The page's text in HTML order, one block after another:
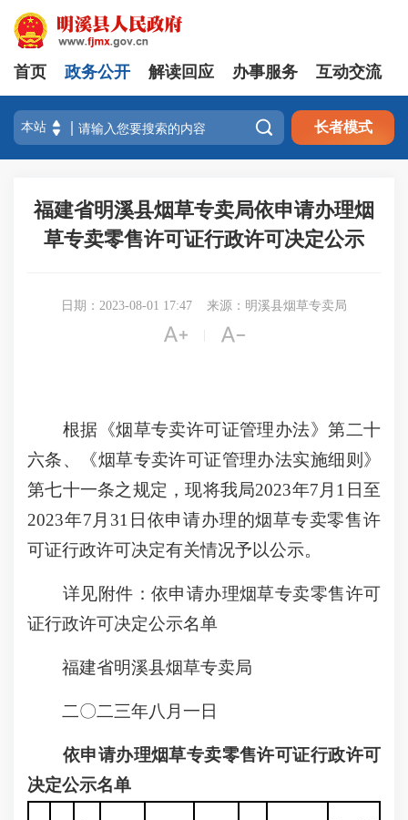
首页 政务公开 解读回应 办事服务 互动交流
 长者模式
福建省明溪县烟草专卖局依申请办理烟
草专卖零售许可证行政许可决定公示
日期：2023-08-01 17:47 来源：明溪县烟草专卖局
 
根据《烟草专卖许可证管理办法》第二十
六条、《烟草专卖许可证管理办法实施细则》
第七十一条之规定，现将我局2023年7月1日至
2023年7月31日依申请办理的烟草专卖零售许
可证行政许可决定有关情况予以公示。
详见附件：依申请办理烟草专卖零售许可
证行政许可决定公示名单
福建省明溪县烟草专卖局
二〇二三年八月一日
依申请办理烟草专卖零售许可证行政许可
决定公示名单